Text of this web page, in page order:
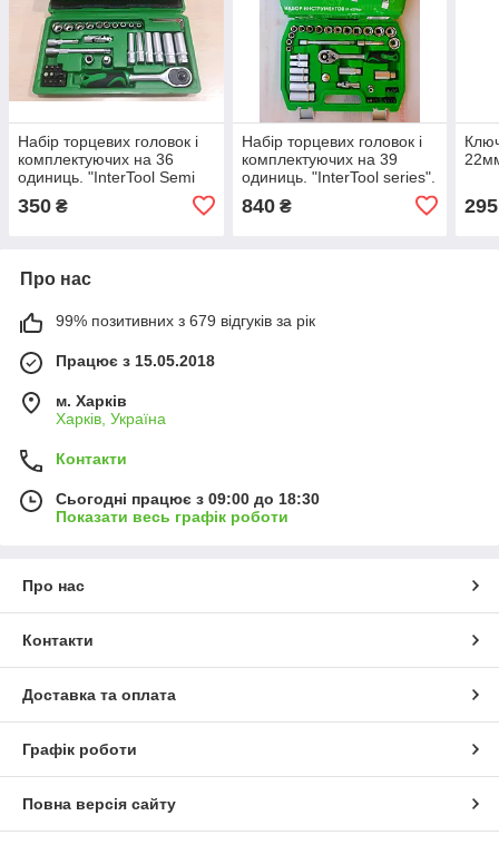
Набір торцевих головок і
комплектуючих на 36
одиниць. "InterTool Semi
350 ₴
Набір торцевих головок і
комплектуючих на 39
одиниць. "InterTool series".
840₴ 295
Про нас
99% позитивних з 679 відгуків за рік
Працює з 15.05.2018
м. Харків
Харків, Україна
Контакти
Сьогодні працює з 09:00 до 18:30
Показати весь графік роботи
Про нас
Контакти
Доставка та оплата
Графік роботи
Повна версія сайту